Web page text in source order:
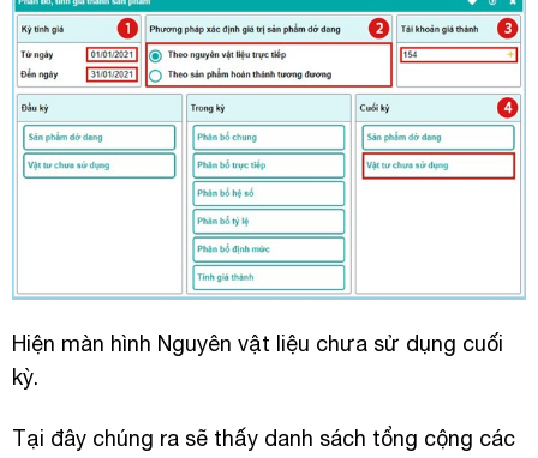
Hiện màn hình Nguyên vật liệu chưa sử dụng cuối
kỳ.
Tại đây chúng ra sẽ thấy danh sách tổng cộng các